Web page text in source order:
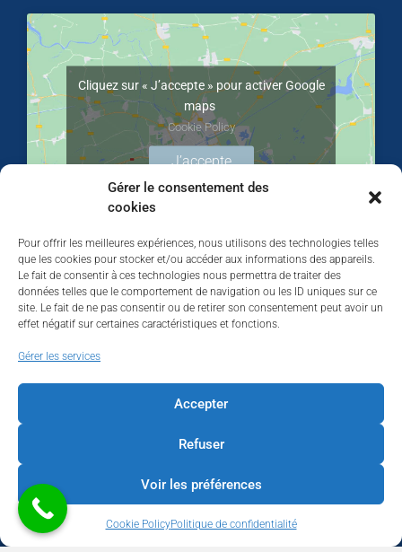
Gérer le consentement des
cookies
Pour offrir les meilleures expériences, nous utilisons des technologies telles
que les cookies pour stocker et/ou accéder aux informations des appareils.
Le fait de consentir à ces technologies nous permettra de traiter des
données telles que le comportement de navigation ou les ID uniques sur ce
site. Le fait de ne pas consentir ou de retirer son consentement peut avoir un
effet négatif sur certaines caractéristiques et fonctions.
Gérer les services
Accepter
Refuser
Voir les préférences
Cookie PolicyPolitique de confidentialité
Cliquez sur « J’accepte » pour activer Google
maps
Cookie Policy
J’accepte
LES BÂTISSEURS DE LIÈGE
Par le Walhardent